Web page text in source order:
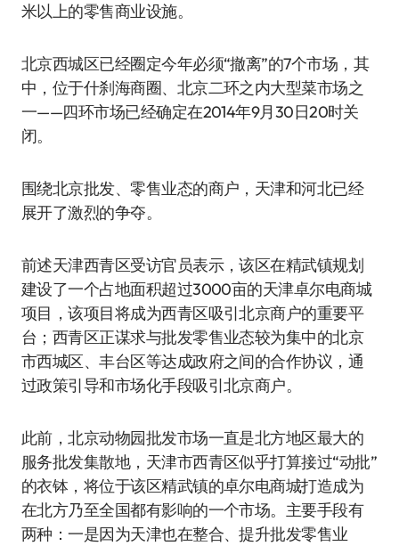
米以上的零售商业设施。
北京西城区已经圈定今年必须“撤离”的7个市场，其
中，位于什刹海商圈、北京二环之内大型菜市场之
一——四环市场已经确定在2014年9月30日20时关
闭。
围绕北京批发、零售业态的商户，天津和河北已经
展开了激烈的争夺。
前述天津西青区受访官员表示，该区在精武镇规划
建设了一个占地面积超过3000亩的天津卓尔电商城
项目，该项目将成为西青区吸引北京商户的重要平
台；西青区正谋求与批发零售业态较为集中的北京
市西城区、丰台区等达成政府之间的合作协议，通
过政策引导和市场化手段吸引北京商户。
此前，北京动物园批发市场一直是北方地区最大的
服务批发集散地，天津市西青区似乎打算接过“动批”
的衣钵，将位于该区精武镇的卓尔电商城打造成为
在北方乃至全国都有影响的一个市场。主要手段有
两种：一是因为天津也在整合、提升批发零售业